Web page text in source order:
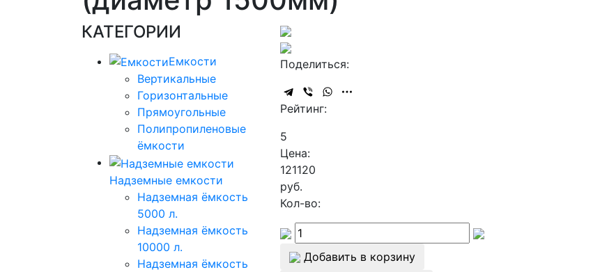
КАТЕГОРИИ
Емкости
Вертикальные
Горизонтальные
Прямоугольные
Полипропиленовые
ёмкости
Надземные емкости
Надземная ёмкость
5000 л.
Надземная ёмкость
10000 л.
Надземная ёмкость
Поделиться:
Рейтинг:
5
Цена:
121120
руб.
Кол-во:
Добавить в корзину